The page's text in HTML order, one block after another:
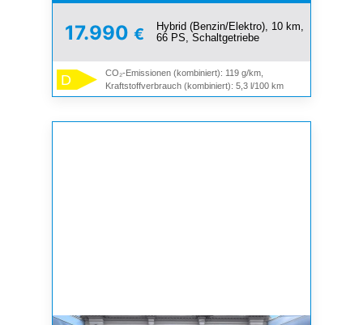
17.990 €
Hybrid (Benzin/Elektro), 10 km,
66 PS, Schaltgetriebe
D
CO₂-Emissionen (kombiniert): 119 g/km,
Kraftstoffverbrauch (kombiniert): 5,3 l/100 km